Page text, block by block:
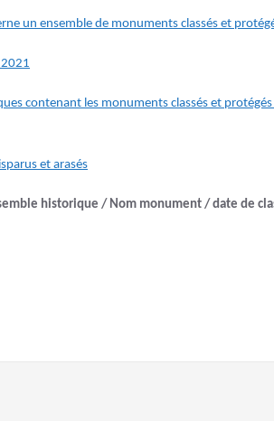
un ensemble de monuments classés et
contenant les monuments classés et
et arasés
historique / Nom monument / date de